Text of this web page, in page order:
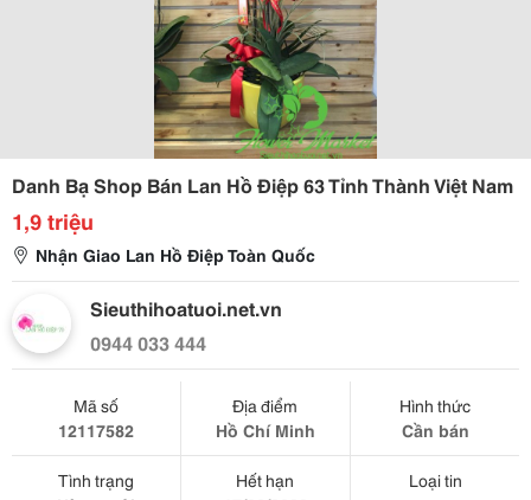
Danh Bạ Shop Bán Lan Hồ Điệp 63 Tỉnh Thành Việt Nam
1,9 triệu
Nhận Giao Lan Hồ Điệp Toàn Quốc
Sieuthihoatuoi.net.vn
0944 033 444
Mã số
12117582
Địa điểm
Hồ Chí Minh
Hình thức
Cần bán
Tình trạng
Hết hạn
Loại tin